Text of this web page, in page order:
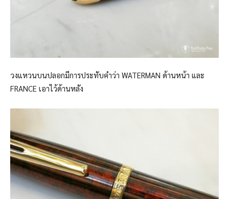
วงแหวนบนปลอกมีการประทับคำว่า WATERMAN ด้านหน้า และ
FRANCE เอาไว้ด้านหลัง